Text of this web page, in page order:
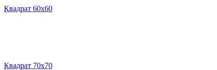
Квадрат 60х60
Квадрат 70х70